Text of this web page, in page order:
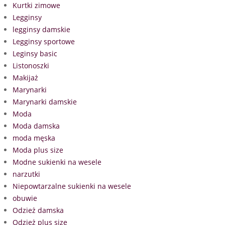
Kurtki zimowe
Legginsy
legginsy damskie
Legginsy sportowe
Leginsy basic
Listonoszki
Makijaż
Marynarki
Marynarki damskie
Moda
Moda damska
moda męska
Moda plus size
Modne sukienki na wesele
narzutki
Niepowtarzalne sukienki na wesele
obuwie
Odzież damska
Odzież plus size